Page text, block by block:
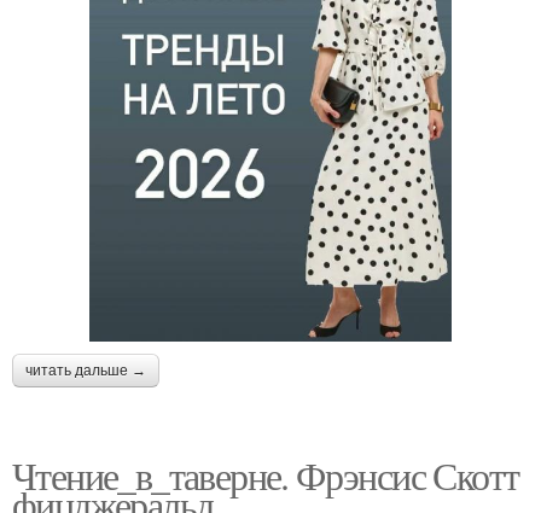
читать дальше →
Чтение_в_таверне. Фрэнсис Скотт